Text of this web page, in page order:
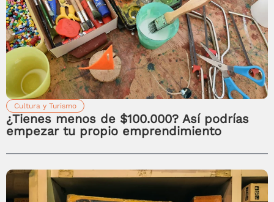
Cultura y Turismo
¿Tienes menos de $100.000? Así podrías
empezar tu propio emprendimiento